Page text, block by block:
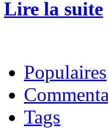
Lire la suite
Populaires
Tags